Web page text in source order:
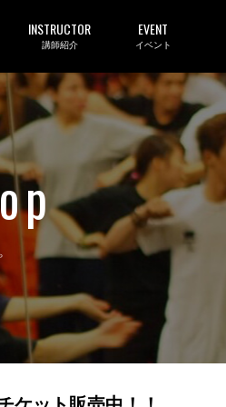
INSTRUCTOR
講師紹介
EVENT
イベント